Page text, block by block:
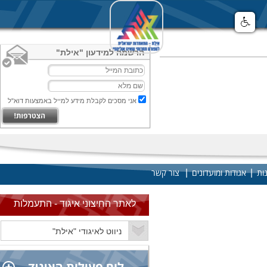
הרשמה למידעון "אילת"
אני מסכים לקבלת מידע למייל באמצעות דוא"ל
|אגודות ומועדונים| צור קשר
לאתר החיצוני איגוד - התעמלות